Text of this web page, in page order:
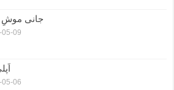
جانی
05-09
05-06